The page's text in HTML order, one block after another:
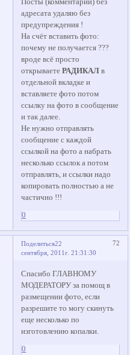
Посты (комментарии) без
адресата удаляю без
предупреждения !
На счёт вставить фото:
почему не получается ???
вроде всё просто
открываетеРАДИКАЛ в
отдельной вкладке и
вставляете фото потом
ссылку на фото в сообщение
и так далее.
Не нужно отправлять
сообщение с каждой
ссылкой на фото а набрать
несколько ссылок а потом
отправлять, и ссылки надо
копировать полностью а не
частично !!!
0
Поделиться 72
22
сентября, 2011г. 21:31:30
Спасибо ГЛАВНОМУ
МОДЕРАТОРУ за помощ в
размещении фото, если
разрешите то могу скинуть
еще несколько по
изготовлению копалки.
0